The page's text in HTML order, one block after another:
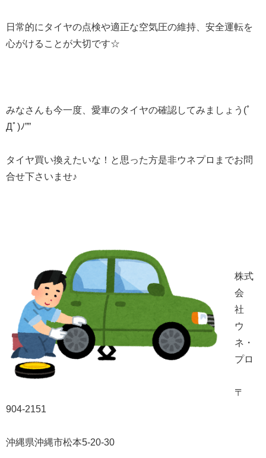
日常的にタイヤの点検や適正な空気圧の維持、安全運転を
心がけることが大切です☆
みなさんも今一度、愛車のタイヤの確認してみましょう(ﾟ
Дﾟ)ﾉ””
タイヤ買い換えたいな！と思った方是非ウネプロまでお問
合せ下さいませ♪
株式
会
社
ウ
ネ・
プロ
〒
904-2151
沖縄県沖縄市松本5-20-30